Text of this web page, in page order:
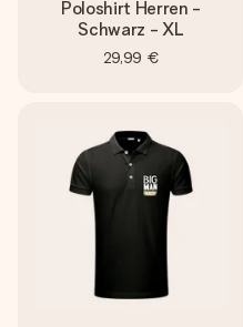
Poloshirt Herren -
Schwarz - XL
29,99 €